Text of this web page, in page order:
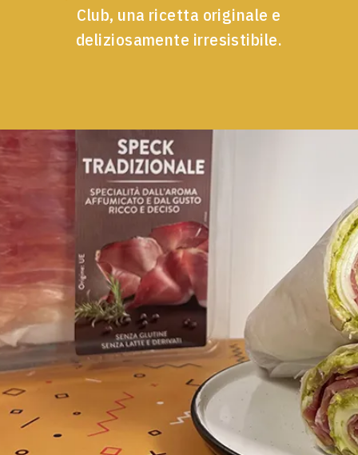
Club, una ricetta originale e
deliziosamente irresistibile.